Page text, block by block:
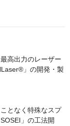
高出力のレーザー
」の開発・製
となく特殊なスプ
」の工法開